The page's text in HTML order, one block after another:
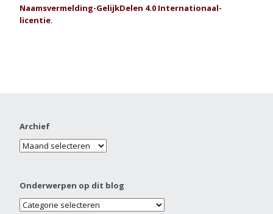
Naamsvermelding-GelijkDelen 4.0 Internationaal-
licentie.
Archief
Onderwerpen op dit blog